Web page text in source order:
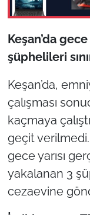
Keşan’da
şüphelileri
Keşan’da,
çalışması
kaçmaya
geçit
gece yarısı
yakalanan 3
cezaevine
KIRKLARELİ
Bölge
Güvenlik
Genel
Politika